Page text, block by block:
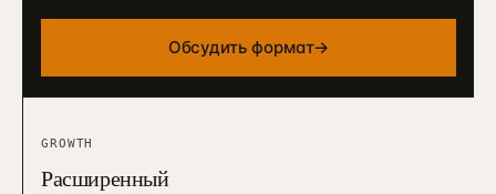
Обсудить формат→
GROWTH
Расширенный